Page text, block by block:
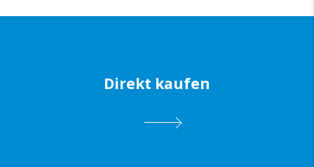
Direkt kaufen